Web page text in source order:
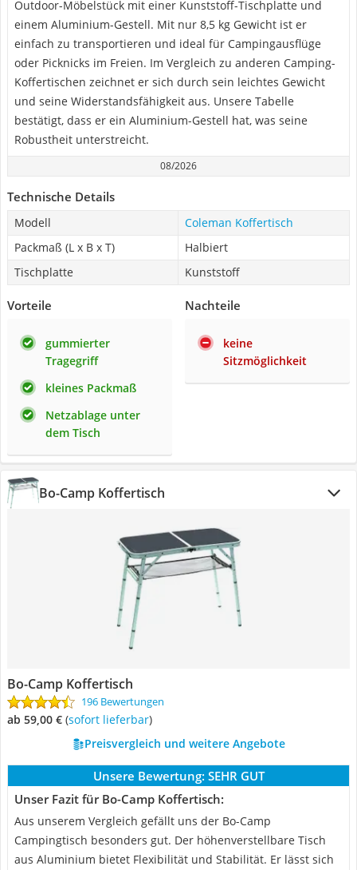
Outdoor-Möbelstück mit einer Kunststoff-Tischplatte und
einem Aluminium-Gestell. Mit nur 8,5 kg Gewicht ist er
einfach zu transportieren und ideal für Campingausflüge
oder Picknicks im Freien. Im Vergleich zu anderen Camping-
Koffertischen zeichnet er sich durch sein leichtes Gewicht
und seine Widerstandsfähigkeit aus. Unsere Tabelle
bestätigt, dass er ein Aluminium-Gestell hat, was seine
Robustheit unterstreicht.
08/2026
Technische Details
Modell
Coleman Koffertisch
Packmaß (L x B x T)
Halbiert
Tischplatte
Kunststoff
Vorteile
gummierter
Tragegriff
kleines Packmaß
Netzablage unter
dem Tisch
Nachteile
keine
Sitzmöglichkeit
Bo-Camp Koffertisch
Bo-Camp Koffertisch
196 Bewertungen
ab 59,00 € ( Sofort lieferbar)
Preisvergleich und weitere Angebote
Unsere Bewertung: SEHR GUT
Unser Fazit für Bo-Camp Koffertisch:
Aus unserem Vergleich gefällt uns der Bo-Camp
Campingtisch besonders gut. Der höhenverstellbare Tisch
aus Aluminium bietet Flexibilität und Stabilität. Er lässt sich